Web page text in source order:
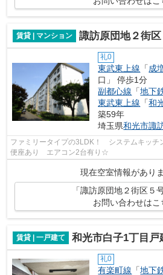
賃貸 | マンション 諏訪原団地２街
礼0
東武東上線 「成
口」 停歩1分
副都心線 「地下
東武東上線 「和
築59年
埼玉県和光市諏
ファミリータイプの3LDK！ システムキッ
便座あり エアコン2台有り☆
現在空室情報があり
「諏訪原団地２街区５
お問い合わせはこ
賃貸 | 一戸建て 和光市白子1丁目戸
礼0
有楽町線 「地下